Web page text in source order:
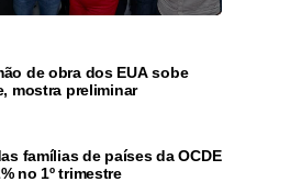
de obra dos EUA sobe
mostra preliminar
famílias de países da OCDE
no 1º trimestre